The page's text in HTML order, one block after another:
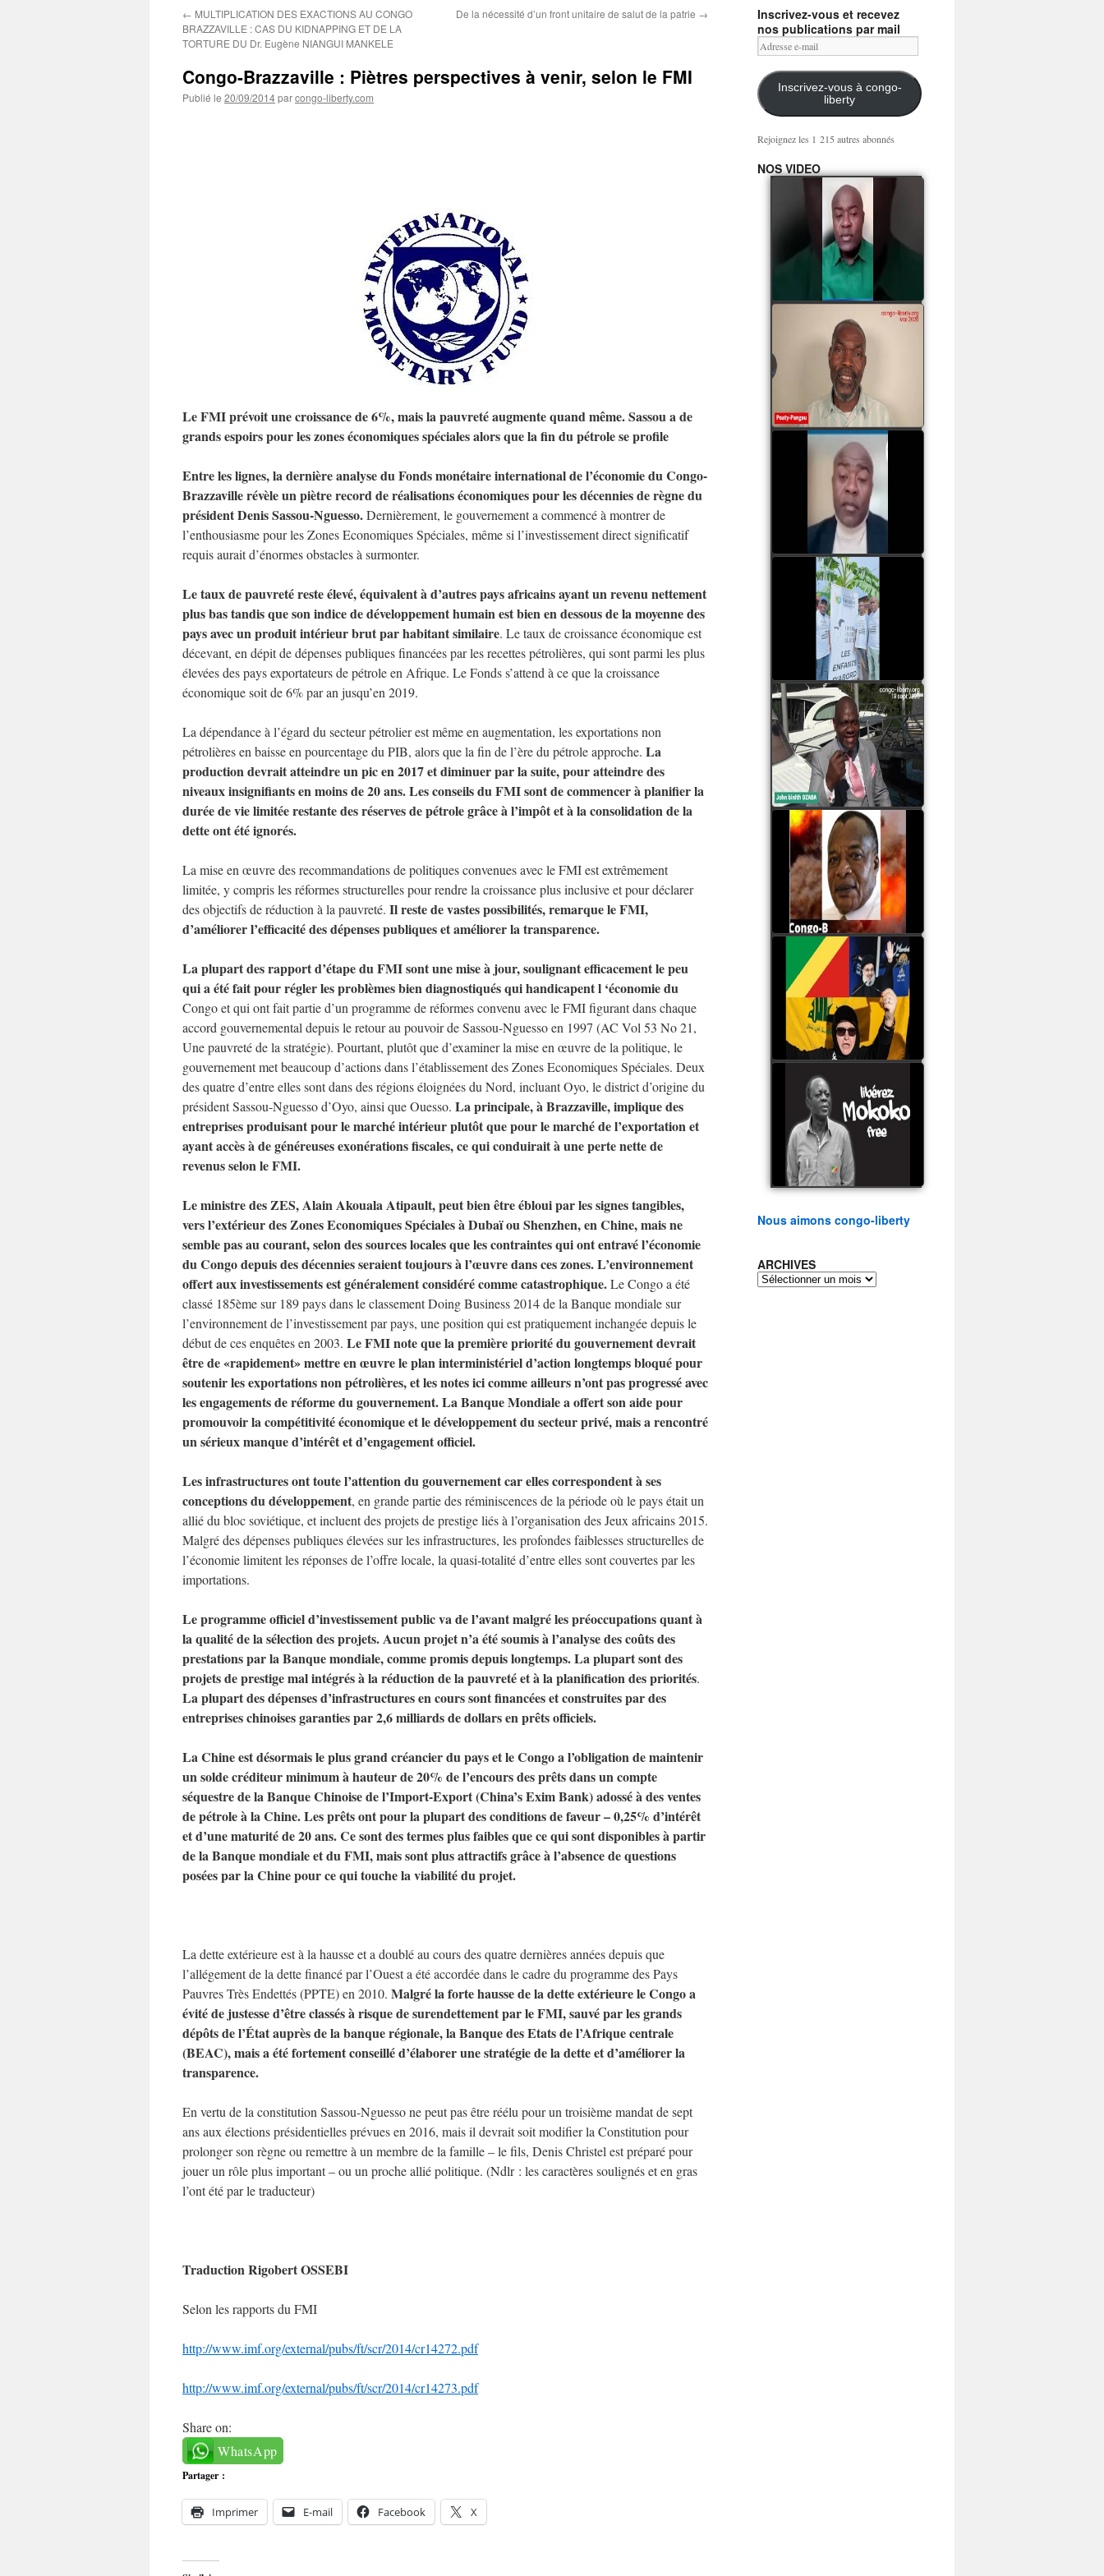
← MULTIPLICATION DES EXACTIONS AU CONGO
BRAZZAVILLE : CAS DU KIDNAPPING ET DE LA
TORTURE DU Dr. Eugène NIANGUI MANKELE
De la nécessité d’un front unitaire de salut de la patrie →
Congo-Brazzaville : Piètres perspectives à venir, selon le FMI
Publié le 20/09/2014parcongo-liberty.com
Le FMI prévoit une croissance de 6%, mais la pauvreté augmente quand même. Sassou a de
grands espoirs pour les zones économiques spéciales alors que la fin du pétrole se profile
Entre les lignes, la dernière analyse du Fonds monétaire international de l’économie du Congo-
Brazzaville révèle un piètre record de réalisations économiques pour les décennies de règne du
président Denis Sassou-Nguesso.Dernièrement, le gouvernement a commencé à montrer de
l’enthousiasme pour les Zones Economiques Spéciales, même si l’investissement direct significatif
requis aurait d’énormes obstacles à surmonter.
Le taux de pauvreté reste élevé, équivalent à d’autres pays africains ayant un revenu nettement
plus bas tandis que son indice de développement humain est bien en dessous de la moyenne des
pays avec un produit intérieur brut par habitant similaire. Le taux de croissance économique est
décevant, en dépit de dépenses publiques financées par les recettes pétrolières, qui sont parmi les plus
élevées des pays exportateurs de pétrole en Afrique. Le Fonds s’attend à ce que la croissance
économique soit de 6% par an jusqu’en 2019.
La dépendance à l’égard du secteur pétrolier est même en augmentation, les exportations non
pétrolières en baisse en pourcentage du PIB, alors que la fin de l’ère du pétrole approche. La
production devrait atteindre un pic en 2017 et diminuer par la suite, pour atteindre des
niveaux insignifiants en moins de 20 ans. Les conseils du FMI sont de commencer à planifier la
durée de vie limitée restante des réserves de pétrole grâce à l’impôt et à la consolidation de la
dette ont été ignorés.
La mise en œuvre des recommandations de politiques convenues avec le FMI est extrêmement
limitée, y compris les réformes structurelles pour rendre la croissance plus inclusive et pour déclarer
des objectifs de réduction à la pauvreté. Il reste de vastes possibilités, remarque le FMI,
d’améliorer l’efficacité des dépenses publiques et améliorer la transparence.
La plupart des rapport d’étape du FMI sont une mise à jour, soulignant efficacement le peu
qui a été fait pour régler les problèmes bien diagnostiqués qui handicapent l ‘économie du
Congo et qui ont fait partie d’un programme de réformes convenu avec le FMI figurant dans chaque
accord gouvernemental depuis le retour au pouvoir de Sassou-Nguesso en 1997 (AC Vol 53 No 21,
Une pauvreté de la stratégie). Pourtant, plutôt que d’examiner la mise en œuvre de la politique, le
gouvernement met beaucoup d’actions dans l’établissement des Zones Economiques Spéciales. Deux
des quatre d’entre elles sont dans des régions éloignées du Nord, incluant Oyo, le district d’origine du
président Sassou-Nguesso d’Oyo, ainsi que Ouesso. La principale, à Brazzaville, implique des
entreprises produisant pour le marché intérieur plutôt que pour le marché de l’exportation et
ayant accès à de généreuses exonérations fiscales, ce qui conduirait à une perte nette de
revenus selon le FMI.
Le ministre des ZES, Alain Akouala Atipault, peut bien être ébloui par les signes tangibles,
vers l’extérieur des Zones Economiques Spéciales à Dubaï ou Shenzhen, en Chine, mais ne
semble pas au courant, selon des sources locales que les contraintes qui ont entravé l’économie
du Congo depuis des décennies seraient toujours à l’œuvre dans ces zones. L’environnement
offert aux investissements est généralement considéré comme catastrophique.Le Congo a été
classé 185ème sur 189 pays dans le classement Doing Business 2014 de la Banque mondiale sur
l’environnement de l’investissement par pays, une position qui est pratiquement inchangée depuis le
début de ces enquêtes en 2003. Le FMI note que la première priorité du gouvernement devrait
être de «rapidement» mettre en œuvre le plan interministériel d’action longtemps bloqué pour
soutenir les exportations non pétrolières, et les notes ici comme ailleurs n’ont pas progressé avec
les engagements de réforme du gouvernement. La Banque Mondiale a offert son aide pour
promouvoir la compétitivité économique et le développement du secteur privé, mais a rencontré
un sérieux manque d’intérêt et d’engagement officiel.
Les infrastructures ont toute l’attention du gouvernement car elles correspondent à ses
conceptions du développement, en grande partie des réminiscences de la période où le pays était un
allié du bloc soviétique, et incluent des projets de prestige liés à l’organisation des Jeux africains 2015.
Malgré des dépenses publiques élevées sur les infrastructures, les profondes faiblesses structurelles de
l’économie limitent les réponses de l’offre locale, la quasi-totalité d’entre elles sont couvertes par les
importations.
Le programme officiel d’investissement public va de l’avant malgré les préoccupations quant à
la qualité de la sélection des projets. Aucun projet n’a été soumis à l’analyse des coûts des
prestations par la Banque mondiale, comme promis depuis longtemps. La plupart sont des
projets de prestige mal intégrés à la réduction de la pauvreté et à la planification des priorités.
La plupart des dépenses d’infrastructures en cours sont financées et construites par des
entreprises chinoises garanties par 2,6 milliards de dollars en prêts officiels.
La Chine est désormais le plus grand créancier du pays et le Congo a l’obligation de maintenir
un solde créditeur minimum à hauteur de 20% de l’encours des prêts dans un compte
séquestre de la Banque Chinoise de l’Import-Export (China’s Exim Bank) adossé à des ventes
de pétrole à la Chine. Les prêts ont pour la plupart des conditions de faveur – 0,25% d’intérêt
et d’une maturité de 20 ans. Ce sont des termes plus faibles que ce qui sont disponibles à partir
de la Banque mondiale et du FMI, mais sont plus attractifs grâce à l’absence de questions
posées par la Chine pour ce qui touche la viabilité du projet.
La dette extérieure est à la hausse et a doublé au cours des quatre dernières années depuis que
l’allégement de la dette financé par l’Ouest a été accordée dans le cadre du programme des Pays
Pauvres Très Endettés (PPTE) en 2010. Malgré la forte hausse de la dette extérieure le Congo a
évité de justesse d’être classés à risque de surendettement par le FMI, sauvé par les grands
dépôts de l’État auprès de la banque régionale, la Banque des Etats de l’Afrique centrale
(BEAC), mais a été fortement conseillé d’élaborer une stratégie de la dette et d’améliorer la
transparence.
En vertu de la constitution Sassou-Nguesso ne peut pas être réélu pour un troisième mandat de sept
ans aux élections présidentielles prévues en 2016, mais il devrait soit modifier la Constitution pour
prolonger son règne ou remettre à un membre de la famille – le fils, Denis Christel est préparé pour
jouer un rôle plus important – ou un proche allié politique. (Ndlr : les caractères soulignés et en gras
l’ont été par le traducteur)
Traduction Rigobert OSSEBI
Selon les rapports du FMI
http://www.imf.org/external/pubs/ft/scr/2014/cr14272.pdf
http://www.imf.org/external/pubs/ft/scr/2014/cr14273.pdf
Share on:
WhatsApp
Partager :
Imprimer E-mail Facebook X
Inscrivez-vous et recevez
nos publications par mail
Adresse
e-
mail
Inscrivez-vous à congo-
liberty
Rejoignez les 1 215 autres abonnés
NOS VIDEO
Mingwa BIANGO : Ni
les mercenaires russes,
ni la garde présidentielle
ne mourront pour
Sassou Denis
watch video
POATY PANGOU
parle de la coquille vide
Collinet Makosso, des
assassinats des jeunes
par Serge OBOA
watch video
Sassou Nguesso est
revenu au pouvoir par
les armes, il ne quittera
le pouvoir que par la
force
watch video
watch video
John Binith Dzaba
s'exprime sur le voyage
de Rodrigue Malanda
Samba à Paris
watch video
Poaty Pangou La
Conférence des ethnies
est la seule solution pour
éviter la scission du
Congo B
watch video
Les liaisons dangereuses
du clan Sassou Nguesso
avec le Hezbollah
watch video
Le Général Mokoko est
l'unique légitimité
présidentielle du peuple
congolais
watch video
Nous aimons congo-liberty
ARCHIVES
ARCHIVES